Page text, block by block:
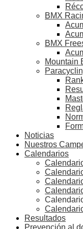
BMX
BMX
Mountain
Noticias
Nuestros
Calendarios
Resultados
Prevención al